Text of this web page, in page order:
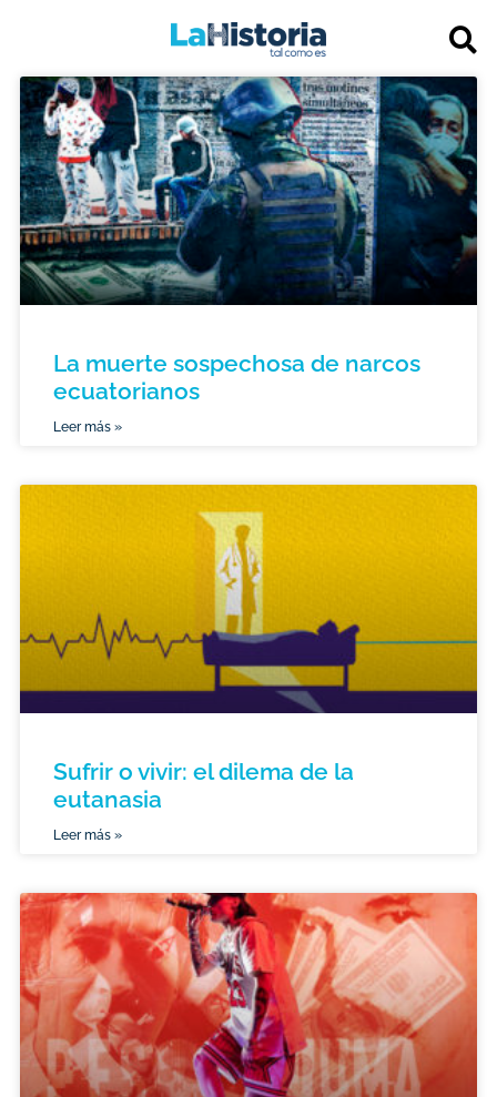
La muerte sospechosa de narcos
ecuatorianos
Leer más »
Sufrir o vivir: el dilema de la
eutanasia
Leer más »